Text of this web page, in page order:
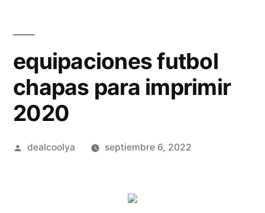
equipaciones futbol
chapas para imprimir
2020
Publicado
dealcoolya septiembre 6, 2022